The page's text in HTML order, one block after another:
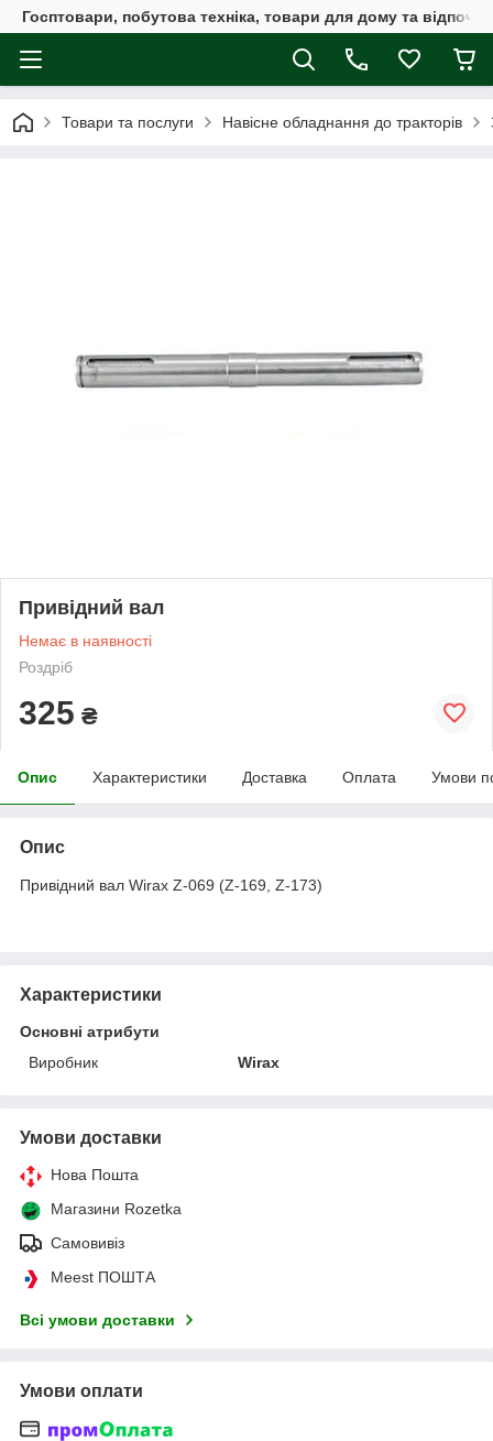
Госптовари, побутова техніка, товари для дому та
Товари та послуги Навісне обладнання до тракторів
Привідний вал
Немає в наявності
Роздріб
325 ₴
Опис Характеристики Доставка Оплата Умови
Опис
Привідний вал Wirax Z-069 (Z-169, Z-173)
Характеристики
Основні атрибути
Виробник
Wirax
Умови доставки
Нова Пошта
Магазини Rozetka
Самовивіз
Meest ПОШТА
Всі умови доставки
Умови оплати